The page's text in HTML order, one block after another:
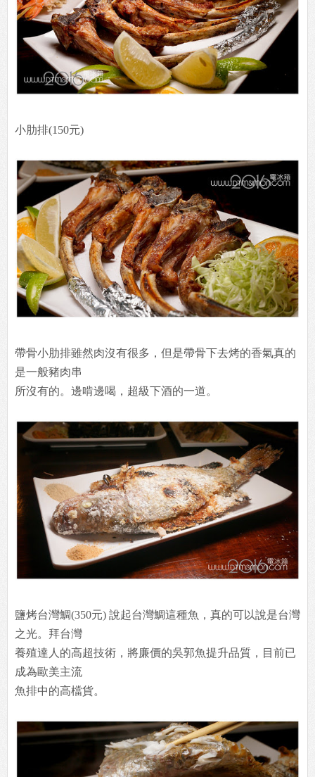
小肋排(150元)
帶骨小肋排雖然肉沒有很多，但是帶骨下去烤的香氣真的
是一般豬肉串
所沒有的。邊啃邊喝，超級下酒的一道。
鹽烤台灣鯛(350元) 說起台灣鯛這種魚，真的可以說是台灣
之光。拜台灣
養殖達人的高超技術，將廉價的吳郭魚提升品質，目前已
成為歐美主流
魚排中的高檔貨。